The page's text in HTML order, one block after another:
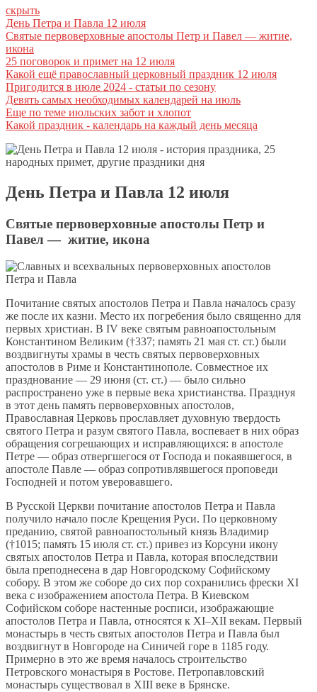
скрыть
День Петра и Павла 12 июля
Святые первоверховные апостолы Петр и Павел — житие,
икона
25 поговорок и примет на 12 июля
Какой ещё православный церковный праздник 12 июля
Пригодится в июле 2024 - статьи по сезону
Девять самых необходимых календарей на июль
Еще по теме июльских забот и хлопот
Какой праздник - календарь на каждый день месяца
День Петра и Павла 12 июля
Святые первоверховные апостолы Петр и
Павел — житие, икона
Почитание святых апостолов Петра и Павла началось сразу
же после их казни. Место их погребения было священно для
первых христиан. В IV веке святым равноапостольным
Константином Великим (†337; память 21 мая ст. ст.) были
воздвигнуты храмы в честь святых первоверховных
апостолов в Риме и Константинополе. Совместное их
празднование — 29 июня (ст. ст.) — было сильно
распространено уже в первые века христианства. Празднуя
в этот день память первоверховных апостолов,
Православная Церковь прославляет духовную твердость
святого Петра и разум святого Павла, воспевает в них образ
обращения согрешающих и исправляющихся: в апостоле
Петре — образ отвергшегося от Господа и покаявшегося, в
апостоле Павле — образ сопротивлявшегося проповеди
Господней и потом уверовавшего.
В Русской Церкви почитание апостолов Петра и Павла
получило начало после Крещения Руси. По церковному
преданию, святой равноапостольный князь Владимир
(†1015; память 15 июля ст. ст.) привез из Корсуни икону
святых апостолов Петра и Павла, которая впоследствии
была преподнесена в дар Новгородскому Софийскому
собору. В этом же соборе до сих пор сохранились фрески XI
века с изображением апостола Петра. В Киевском
Софийском соборе настенные росписи, изображающие
апостолов Петра и Павла, относятся к XI–XII векам. Первый
монастырь в честь святых апостолов Петра и Павла был
воздвигнут в Новгороде на Синичей горе в 1185 году.
Примерно в это же время началось строительство
Петровского монастыря в Ростове. Петропавловский
монастырь существовал в XIII веке в Брянске.